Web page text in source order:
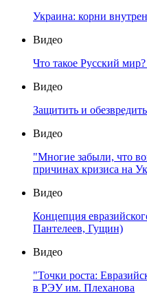
Украина: корни
Видео
Что такое Русский
Видео
Защитить и
Видео
"Многие забыли, что
причинах кризиса на
Видео
Концепция
Пантелеев, Гущин)
Видео
"Точки роста:
в РЭУ им. Плеханова